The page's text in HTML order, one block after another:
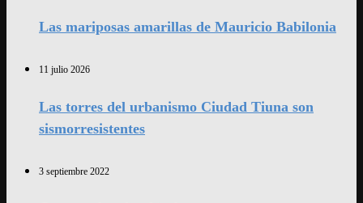
Las mariposas amarillas de Mauricio Babilonia
11 julio 2026
Las torres del urbanismo Ciudad Tiuna son
sismorresistentes
3 septiembre 2022